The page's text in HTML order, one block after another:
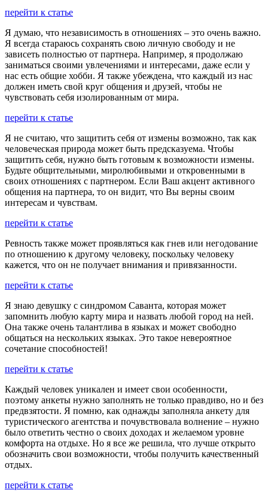
перейти к статье
Я думаю, что независимость в отношениях – это очень важно.
Я всегда стараюсь сохранять свою личную свободу и не
зависеть полностью от партнера. Например, я продолжаю
заниматься своими увлечениями и интересами, даже если у
нас есть общие хобби. Я также убеждена, что каждый из нас
должен иметь свой круг общения и друзей, чтобы не
чувствовать себя изолированным от мира.
перейти к статье
Я не считаю, что защитить себя от измены возможно, так как
человеческая природа может быть предсказуема. Чтобы
защитить себя, нужно быть готовым к возможности измены.
Будьте общительными, миролюбивыми и откровенными в
своих отношениях с партнером. Если Ваш акцент активного
общения на партнера, то он видит, что Вы верны своим
интересам и чувствам.
перейти к статье
Ревность также может проявляться как гнев или негодование
по отношению к другому человеку, поскольку человеку
кажется, что он не получает внимания и привязанности.
перейти к статье
Я знаю девушку с синдромом Саванта, которая может
запомнить любую карту мира и назвать любой город на ней.
Она также очень талантлива в языках и может свободно
общаться на нескольких языках. Это такое невероятное
сочетание способностей!
перейти к статье
Каждый человек уникален и имеет свои особенности,
поэтому анкеты нужно заполнять не только правдиво, но и без
предвзятости. Я помню, как однажды заполняла анкету для
туристического агентства и почувствовала волнение – нужно
было ответить честно о своих доходах и желаемом уровне
комфорта на отдыхе. Но я все же решила, что лучше открыто
обозначить свои возможности, чтобы получить качественный
отдых.
перейти к статье